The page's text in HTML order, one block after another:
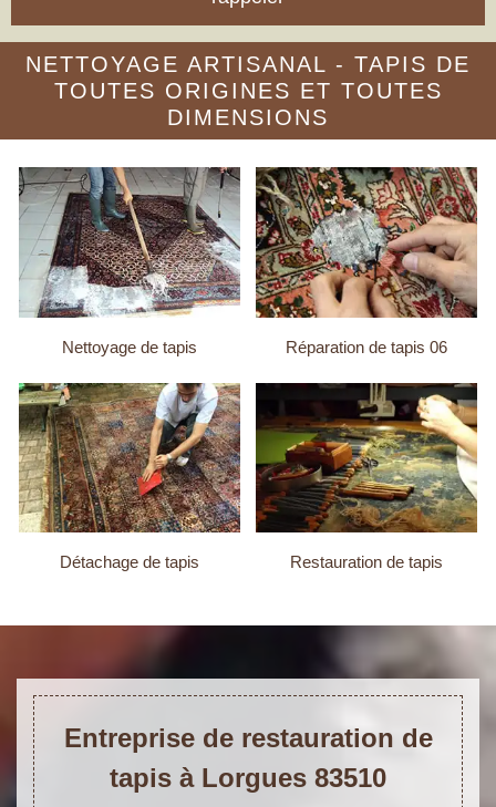
NETTOYAGE ARTISANAL - TAPIS DE
TOUTES ORIGINES ET TOUTES
DIMENSIONS
Nettoyage de tapis Réparation de tapis 06
Détachage de tapis Restauration de tapis
Entreprise de restauration de
tapis à Lorgues 83510